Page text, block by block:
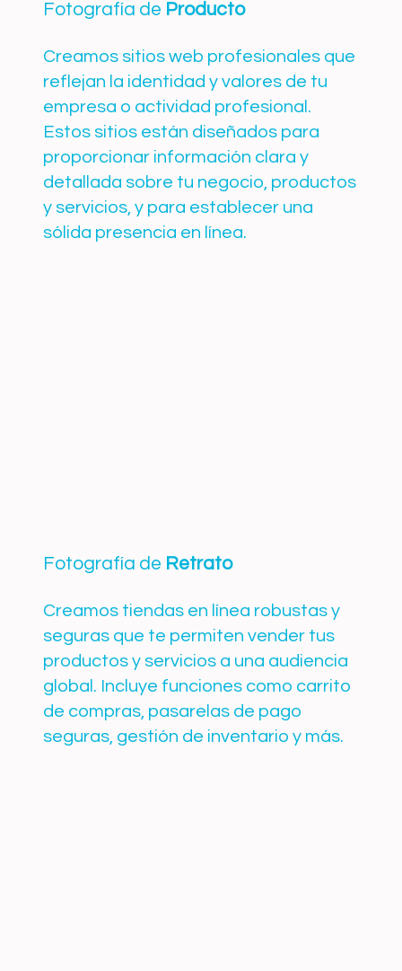
Creamos tiendas en línea robustas y
seguras que te permiten vender tus
productos y servicios a una audiencia
global. Incluye funciones como carrito
de compras, pasarelas de pago
seguras, gestión de inventario y más.
Fotografía de Retrato
Creamos sitios web profesionales que
reflejan la identidad y valores de tu
empresa o actividad profesional.
Estos sitios están diseñados para
proporcionar información clara y
detallada sobre tu negocio, productos
y servicios, y para establecer una
sólida presencia en línea.
Fotografía de Producto